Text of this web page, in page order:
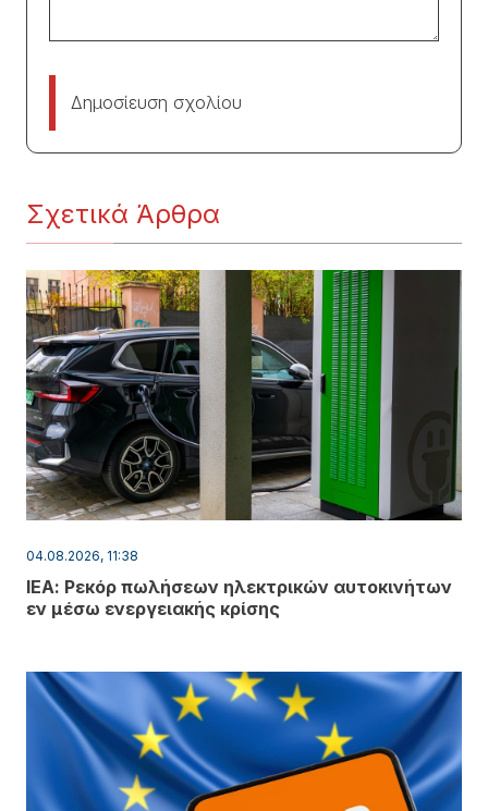
Δημοσίευση σχολίου
Σχετικά Άρθρα
04.08.2026, 11:38
ΙΕΑ: Ρεκόρ πωλήσεων ηλεκτρικών αυτοκινήτων
εν μέσω ενεργειακής κρίσης